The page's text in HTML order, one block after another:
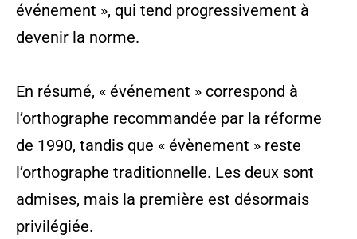
événement », qui tend progressivement à
devenir la norme.
En résumé, « événement » correspond à
l’orthographe recommandée par la réforme
de 1990, tandis que « évènement » reste
l’orthographe traditionnelle. Les deux sont
admises, mais la première est désormais
privilégiée.